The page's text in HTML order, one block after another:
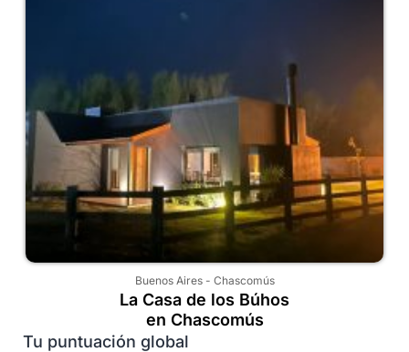
Buenos Aires- Chascomús
La Casa de los Búhos
en Chascomús
Tu puntuación global